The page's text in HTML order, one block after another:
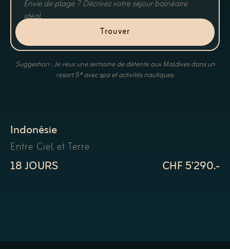
Trouver
Suggestion : Je veux une semaine de détente aux Maldives dans un
resort 5* avec spa et activités nautiques.
Indonésie
Entre Ciel et Terre
18 JOURS CHF 5'290.-